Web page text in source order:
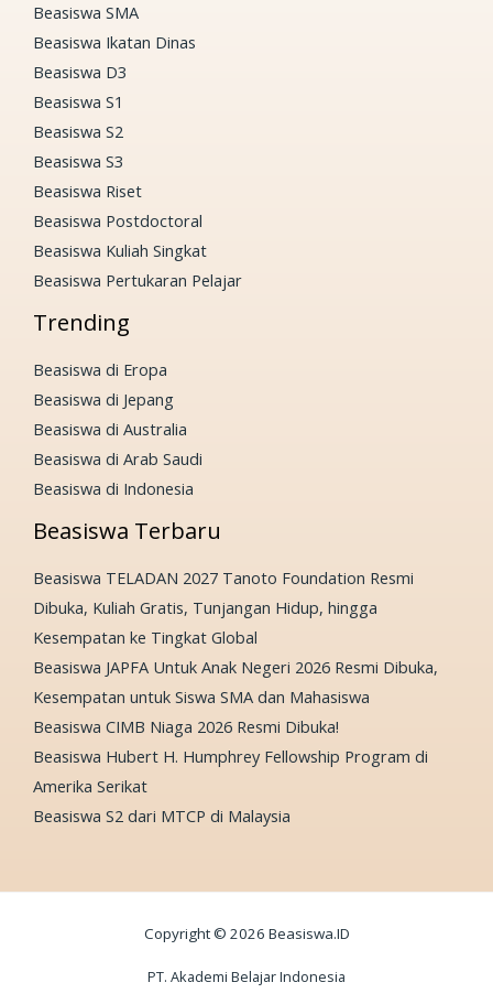
Beasiswa SMA
Beasiswa Ikatan Dinas
Beasiswa D3
Beasiswa S1
Beasiswa S2
Beasiswa S3
Beasiswa Riset
Beasiswa Postdoctoral
Beasiswa Kuliah Singkat
Beasiswa Pertukaran Pelajar
Trending
Beasiswa di Eropa
Beasiswa di Jepang
Beasiswa di Australia
Beasiswa di Arab Saudi
Beasiswa di Indonesia
Beasiswa Terbaru
Beasiswa TELADAN 2027 Tanoto Foundation Resmi
Dibuka, Kuliah Gratis, Tunjangan Hidup, hingga
Kesempatan ke Tingkat Global
Beasiswa JAPFA Untuk Anak Negeri 2026 Resmi Dibuka,
Kesempatan untuk Siswa SMA dan Mahasiswa
Beasiswa CIMB Niaga 2026 Resmi Dibuka!
Beasiswa Hubert H. Humphrey Fellowship Program di
Amerika Serikat
Beasiswa S2 dari MTCP di Malaysia
Copyright © 2026 Beasiswa.ID
PT. Akademi Belajar Indonesia